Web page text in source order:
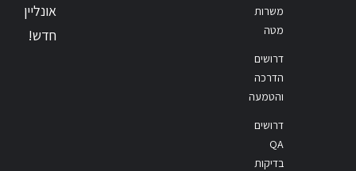
משרות
מטה
דרושים
הדרכה
והטמעה
דרושים
QA
בדיקות
אונליין
חדש!